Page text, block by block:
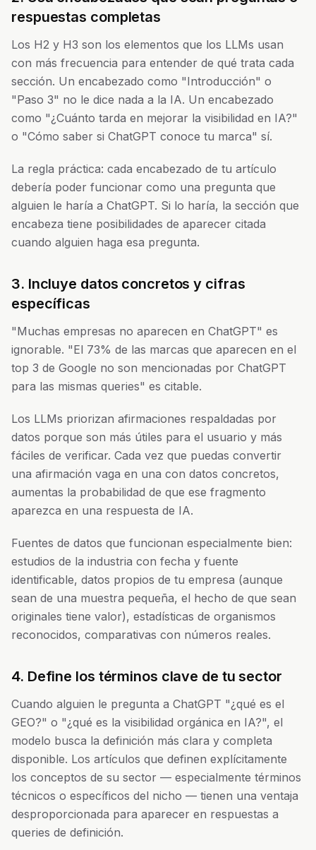
respuestas completas
Los H2 y H3 son los elementos que los LLMs usan
con más frecuencia para entender de qué trata cada
sección. Un encabezado como "Introducción" o
"Paso 3" no le dice nada a la IA. Un encabezado
como "¿Cuánto tarda en mejorar la visibilidad en IA?"
o "Cómo saber si ChatGPT conoce tu marca" sí.
La regla práctica: cada encabezado de tu artículo
debería poder funcionar como una pregunta que
alguien le haría a ChatGPT. Si lo haría, la sección que
encabeza tiene posibilidades de aparecer citada
cuando alguien haga esa pregunta.
3. Incluye datos concretos y cifras
específicas
"Muchas empresas no aparecen en ChatGPT" es
ignorable. "El 73% de las marcas que aparecen en el
top 3 de Google no son mencionadas por ChatGPT
para las mismas queries" es citable.
Los LLMs priorizan afirmaciones respaldadas por
datos porque son más útiles para el usuario y más
fáciles de verificar. Cada vez que puedas convertir
una afirmación vaga en una con datos concretos,
aumentas la probabilidad de que ese fragmento
aparezca en una respuesta de IA.
Fuentes de datos que funcionan especialmente bien:
estudios de la industria con fecha y fuente
identificable, datos propios de tu empresa (aunque
sean de una muestra pequeña, el hecho de que sean
originales tiene valor), estadísticas de organismos
reconocidos, comparativas con números reales.
4. Define los términos clave de tu sector
Cuando alguien le pregunta a ChatGPT "¿qué es el
GEO?" o "¿qué es la visibilidad orgánica en IA?", el
modelo busca la definición más clara y completa
disponible. Los artículos que definen explícitamente
los conceptos de su sector — especialmente términos
técnicos o específicos del nicho — tienen una ventaja
desproporcionada para aparecer en respuestas a
queries de definición.